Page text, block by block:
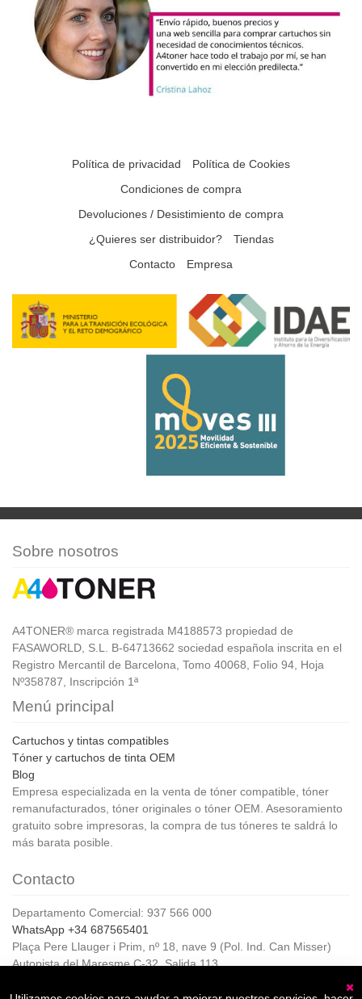
Política de privacidad
Política de Cookies
Condiciones de compra
Devoluciones / Desistimiento de compra
¿Quieres ser distribuidor?
Tiendas
Contacto
Empresa
Sobre nosotros
A4TONER® marca registrada M4188573 propiedad de
FASAWORLD, S.L. B-64713662 sociedad española inscrita en el
Registro Mercantil de Barcelona, Tomo 40068, Folio 94, Hoja
Nº358787, Inscripción 1ª
Menú principal
Cartuchos y tintas compatibles
Tóner y cartuchos de tinta OEM
Blog
Empresa especializada en la venta de tóner compatible, tóner
remanufacturados, tóner originales o tóner OEM. Asesoramiento
gratuito sobre impresoras, la compra de tus tóneres te saldrá lo
más barata posible.
Contacto
Departamento Comercial: 937 566 000
WhatsApp +34 687565401
Plaça Pere Llauger i Prim, nº 18, nave 9 (Pol. Ind. Can Misser)
Autopista del Maresme C-32, Salida 113